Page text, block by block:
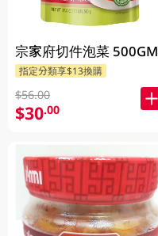
宗家府切件泡菜 500GM
指定分類享$13換購
$56.00
$30.00